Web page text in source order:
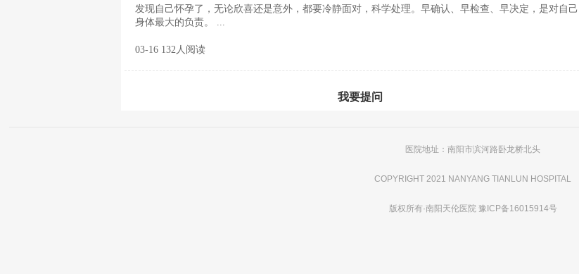
发现自己怀孕了，无论欣喜还是意外，都要冷静面对，科学处理。早确认、早检查、早决定，是对自己
身体最大的负责。 ...
03-16 132人阅读
我要提问
医院地址：南阳市滨河路卧龙桥北头
COPYRIGHT 2021 NANYANG TIANLUN HOSPITAL
版权所有·南阳天伦医院 豫ICP备16015914号